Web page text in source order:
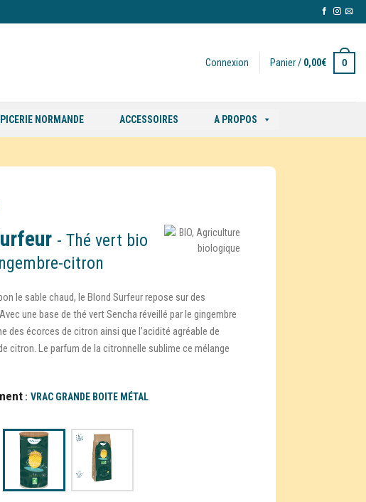
Connexion Panier / 0,00€ 0
NORMANDE ACCESSOIRES A PROPOS
- Thé vert bio
citron
le sable chaud, le Blond Surfeur repose sur des
une base de thé vert Sencha réveillé par le gingembre
des écorces de citron ainsi que l’acidité agréable de
citron. Le parfum de la citronnelle sublime ce mélange
VRAC GRANDE BOITE MÉTAL